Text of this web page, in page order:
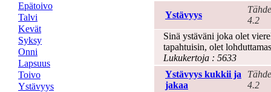
Epätoivo
Talvi
Kevät
Syksy
Onni
Lapsuus
Toivo
Ystävyys
Ystävyys
4.2
Sinä ystäväni joka olet
tapahtuisin, olet
Lukukertoja : 5633
Ystävyys kukkii ja
jakaa
4.2